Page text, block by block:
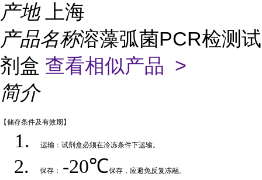
产地
上海
产品名称溶藻弧菌PCR检测试
剂盒 查看相似产品 >
简介
【储存条件及有效期】
1.运输：试剂盒必须在冷冻条件下运输。
2.保存： -20℃保存，应避免反复冻融。